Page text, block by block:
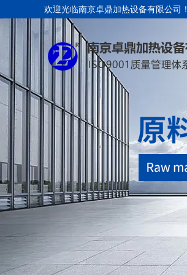
欢迎光临南京卓鼎加热设备有限公司！